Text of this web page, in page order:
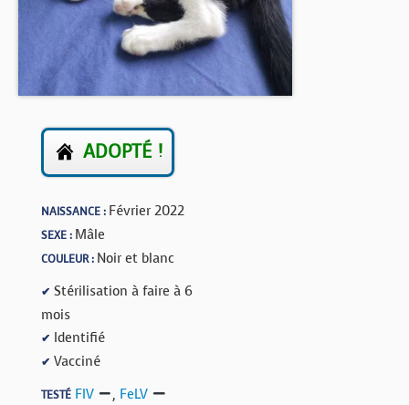
BOUTIQUE
FORUM
ADOPTÉ !
NAISSANCE : Février 2022
SEXE : Mâle
COULEUR : Noir et blanc
✔ Stérilisation à faire à 6
mois
✔ Identifié
✔ Vacciné
TESTÉ FIV , FeLV